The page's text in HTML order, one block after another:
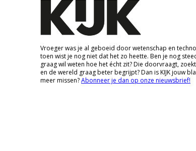
Vroeger was je al geboeid door wetenschap en
toen wist je nog niet dat het zo heette. Ben je nog
graag wil weten hoe het écht zit? Die doorvraagt,
en de wereld graag beter begrijpt? Dan is KIJK jouw
meer missen?Abonneer je dan op onze nieuwsbrief!